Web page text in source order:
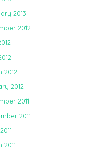
2013
2012
2012
2012
2011
2011
2011